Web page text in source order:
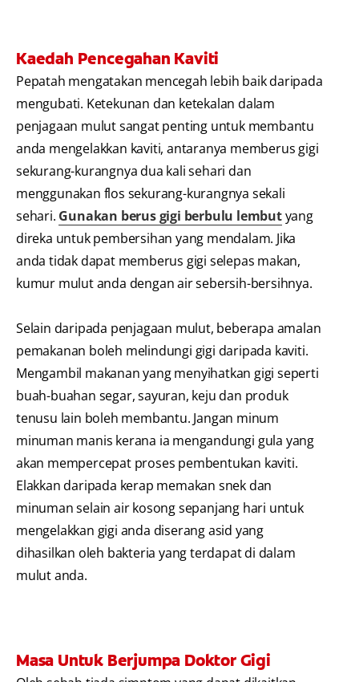
Kaedah Pencegahan Kaviti
Pepatah mengatakan mencegah lebih baik daripada
mengubati. Ketekunan dan ketekalan dalam
penjagaan mulut sangat penting untuk membantu
anda mengelakkan kaviti, antaranya memberus gigi
sekurang-kurangnya dua kali sehari dan
menggunakan flos sekurang-kurangnya sekali
sehari. Gunakan berus gigi berbulu lembutyang
direka untuk pembersihan yang mendalam. Jika
anda tidak dapat memberus gigi selepas makan,
kumur mulut anda dengan air sebersih-bersihnya.
Selain daripada penjagaan mulut, beberapa amalan
pemakanan boleh melindungi gigi daripada kaviti.
Mengambil makanan yang menyihatkan gigi seperti
buah-buahan segar, sayuran, keju dan produk
tenusu lain boleh membantu. Jangan minum
minuman manis kerana ia mengandungi gula yang
akan mempercepat proses pembentukan kaviti.
Elakkan daripada kerap memakan snek dan
minuman selain air kosong sepanjang hari untuk
mengelakkan gigi anda diserang asid yang
dihasilkan oleh bakteria yang terdapat di dalam
mulut anda.
Masa Untuk Berjumpa Doktor Gigi